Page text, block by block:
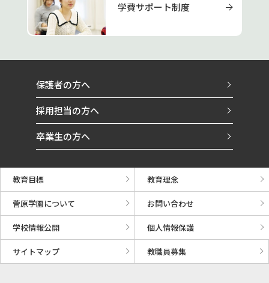
学費サポート制度
保護者の方へ
採用担当の方へ
卒業生の方へ
教育目標 教育理念
菅原学園について お問い合わせ
学校情報公開 個人情報保護
サイトマップ 教職員募集